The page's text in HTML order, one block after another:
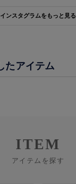
インスタグラムをもっと見る
たアイテム
ITEM
アイテムを探す